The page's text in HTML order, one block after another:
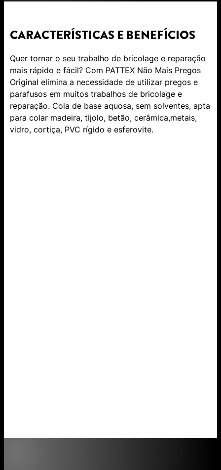
CARACTERÍSTICAS E BENEFÍCIOS
Quer tornar o seu trabalho de bricolage e reparação
mais rápido e fácil? Com PATTEX Não Mais Pregos
Original elimina a necessidade de utilizar pregos e
parafusos em muitos trabalhos de bricolage e
reparação. Cola de base aquosa, sem solventes, apta
para colar madeira, tijolo, betão, cerâmica,metais,
vidro, cortiça, PVC rígido e esferovite.